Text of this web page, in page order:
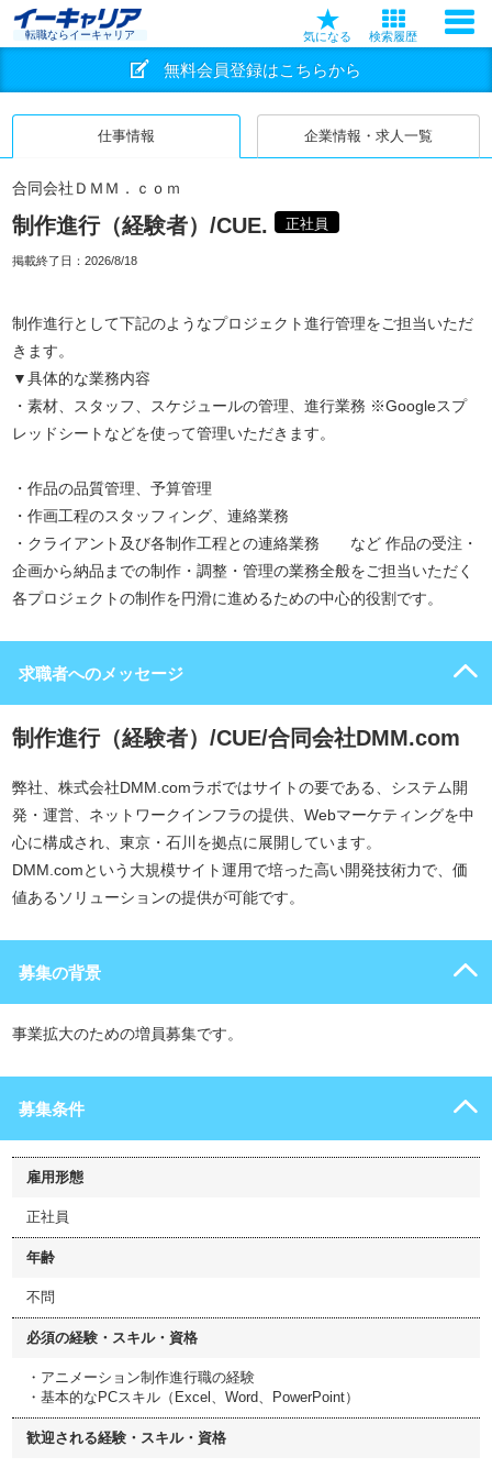
転職ならイーキャリア 気になる 検索履歴
無料会員登録はこちらから
仕事情報 企業情報・求人一覧
合同会社ＤＭＭ．ｃｏｍ
制作進行（経験者）/CUE. 正社員
掲載終了日： 2026/8/18
制作進行として下記のようなプロジェクト進行管理をご担当いただ
きます。
▼具体的な業務内容
・素材、スタッフ、スケジュールの管理、進行業務 ※Googleスプ
レッドシートなどを使って管理いただきます。
・作品の品質管理、予算管理
・作画工程のスタッフィング、連絡業務
・クライアント及び各制作工程との連絡業務 など 作品の受注・
企画から納品までの制作・調整・管理の業務全般をご担当いただく
各プロジェクトの制作を円滑に進めるための中心的役割です。
求職者へのメッセージ
制作進行（経験者）/CUE/合同会社DMM.com
弊社、株式会社DMM.comラボではサイトの要である、システム開
発・運営、ネットワークインフラの提供、Webマーケティングを中
心に構成され、東京・石川を拠点に展開しています。
DMM.comという大規模サイト運用で培った高い開発技術力で、価
値あるソリューションの提供が可能です。
募集の背景
事業拡大のための増員募集です。
募集条件
雇用形態
正社員
年齢
不問
必須の経験・スキル・資格
・アニメーション制作進行職の経験
・基本的なPCスキル（Excel、Word、PowerPoint）
歓迎される経験・スキル・資格